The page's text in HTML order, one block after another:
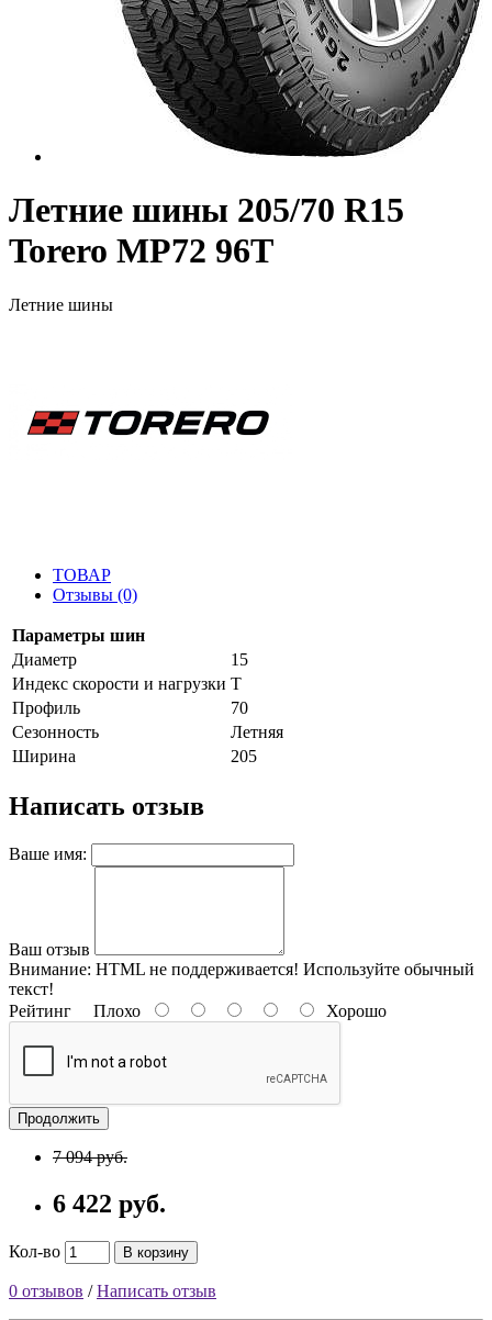
Летние шины 205/70 R15
Torero MP72 96T
Летние шины
ТОВАР
Отзывы (0)
Параметры шин
Диаметр
15
Индекс скорости и нагрузки T
Профиль
70
Сезонность
Летняя
Ширина
205
Написать отзыв
Ваше имя:
Ваш отзыв
Внимание: HTML не поддерживается! Используйте обычный
текст!
Рейтинг Плохо Хорошо
Продолжить
7 094 руб.
6 422 руб.
Кол-во В корзину
0 отзывов /Написать отзыв